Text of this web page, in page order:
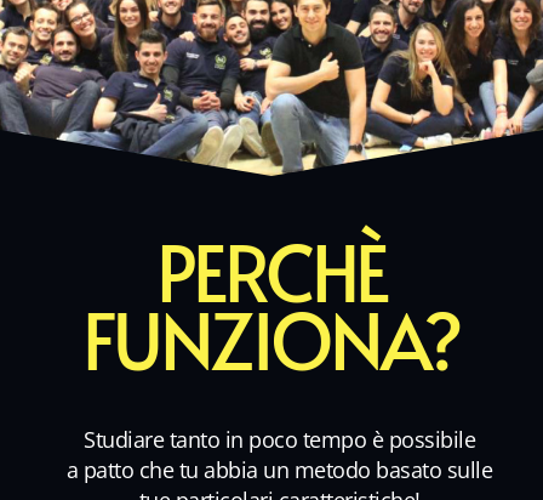
PERCHÈ
FUNZIONA?
Studiare tanto in poco tempo è possibile
a patto che tu abbia un metodo basato sulle